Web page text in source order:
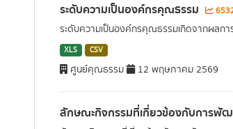
ระดับความเป็นองค์กรคุณธรรม
ระดับความเป็นองค์กรคุณธรรมเกิดจากผลก
XLS CSV
ศูนย์คุณธรรม 12 พฤษภาคม 2569
ลักษณะกิจกรรมที่เกี่ยวข้องกับการพั